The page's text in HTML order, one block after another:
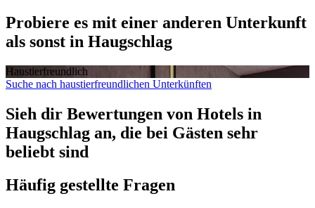
Probiere es mit einer anderen Unterkunft
als sonst in Haugschlag
Haustier­freundlich
Suche nach haustierfreundlichen Unterkünften
Sieh dir Bewertungen von Hotels in
Haugschlag an, die bei Gästen sehr
beliebt sind
Häufig gestellte Fragen